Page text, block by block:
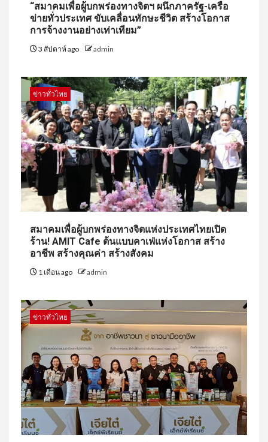
“สมาคมเพื่อผู้บกพร่องทางจิตฯ ผนึกภาครัฐ-เครือ
ข่ายทั่วประเทศ ขับเคลื่อนทักษะชีวิต สร้างโอกาส
การจ้างงานอย่างเท่าเทียม”
3 สัปดาห์ ago admin
ข่าวทั่วไทย
สมาคมเพื่อผู้บกพร่องทางจิตแห่งประเทศไทยเปิด
ร้าน! AMIT Cafe ต้นแบบคาเฟ่แห่งโอกาส สร้าง
อาชีพ สร้างคุณค่า สร้างสังคม
1 เดือน ago admin
ข่าวทั่วไทย